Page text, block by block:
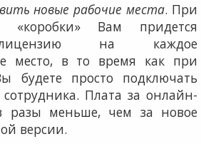
новые рабочие места. При
«коробки» Вам придется
на каждое
место, в то время как при
будете просто подключать
Плата за онлайн-
разы меньше, чем за новое
версии.